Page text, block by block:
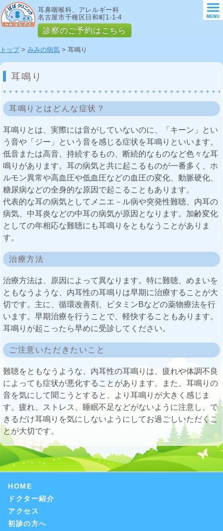
耳鼻咽喉科、アレルギー科
名古屋市千種区日和町1-1-4
診察のご予約はこちら
トップ> みみの病気 > 耳鳴り
耳鳴り
耳鳴りとはどんな症状？
耳鳴りとは、実際には音がしていないのに、「キーン」とい
う音や「ジー」という音を感じる症状を耳鳴りといいます。
低音または高音、持続するもの、断続的なものなど色々な耳
鳴りがあります。耳の病気と共に起こるものが一番多く、ホ
ルモン異常や高血圧や低血圧などの血圧の変化、動脈硬化、
糖尿病などの全身的な原因で起こることもあります。
代表的な耳の病気としてメニエ－ル病や突発性難聴、内耳の
病気、中耳炎などの中耳の病気が原因となります。加齢変化
としての年相応な難聴にも耳鳴りをともなうことがありま
す。
治療方法
治療方法は、原因によって異なります。特に難聴、めまいを
ともなうような、内耳性の耳鳴りは早期に治療することが大
切です。主に、循環改善剤、ビタミンBなどの薬物療法を行
います。早期治療を行うことで、軽快することもあります。
耳鳴りが起こったら早めに受診してください。
ご注意いただきたいこと
難聴をともなうような、内耳性の耳鳴りは、疲れや体調不良
によっても症状が悪化することがあります。また、耳鳴りの
音を気にして聞こうとすると、より耳鳴りが大きく感じま
す。疲れ、ストレス、睡眠不足などがないように注意し、で
きるだけ耳鳴りを気にしないようにしてお過ごしいただくこ
とが大切です。
HOME
ドクター紹介
アクセス
初診の方へ